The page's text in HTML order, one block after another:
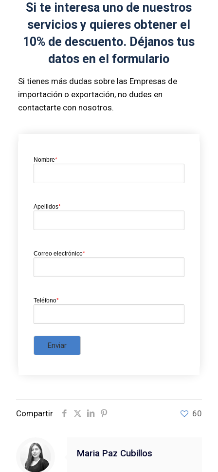
Si te interesa uno de nuestros
servicios y quieres obtener el
10% de descuento. Déjanos tus
datos en el formulario
Si tienes más dudas sobre las Empresas de
importación o exportación, no dudes en
contactarte con nosotros.
Nombre*
Apellidos*
Correo electrónico*
Teléfono*
Compartir 60
Maria Paz Cubillos